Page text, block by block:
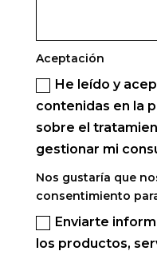
Aceptación
He leído y
contenidas en la
sobre el
gestionar mi
Nos gustaría que
consentimiento
Enviarte
los productos,